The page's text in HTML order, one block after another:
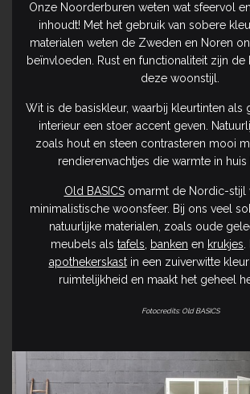
Onze Noorderburen weten wat sfeervol
inhoudt! Met het gebruik van sobere
materialen weten de Zweden en Noren
beïnvloeden. Rust en functionaliteit zijn
deze woonstijl.
Wit is de basiskleur, waarbij kleurtinten als
interieur een stoer accent geven.
zoals hout en steen contrasteren mooi
rendierenvachtjes die warmte in
Old BASICSomarmt de Nordic-stijl
minimalistische woonsfeer. Bij ons veel
natuurlijke materialen, zoals oude
meubels als tafels banken en krukjes
apothekerskastin een zuiverwitte
ruimtelijkheid en maakt het geheel
Fotocredits: Old BASICS